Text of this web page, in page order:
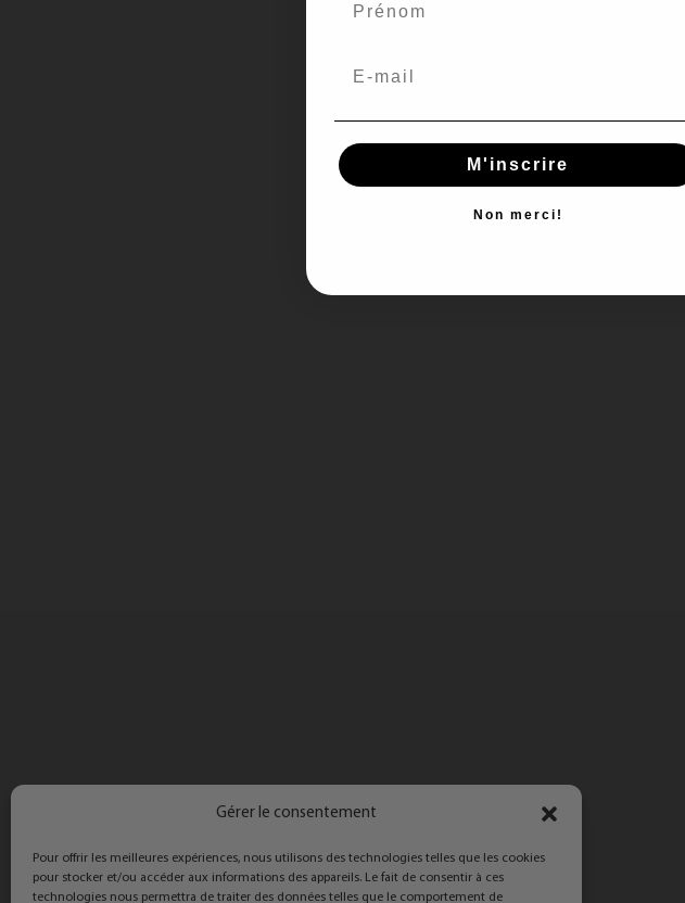
Gérer le consentement
Pour offrir les meilleures expériences, nous utilisons des technologies telles que les cookies
pour stocker et/ou accéder aux informations des appareils. Le fait de consentir à ces
technologies nous permettra de traiter des données telles que le comportement de
M'inscrire
Non merci!